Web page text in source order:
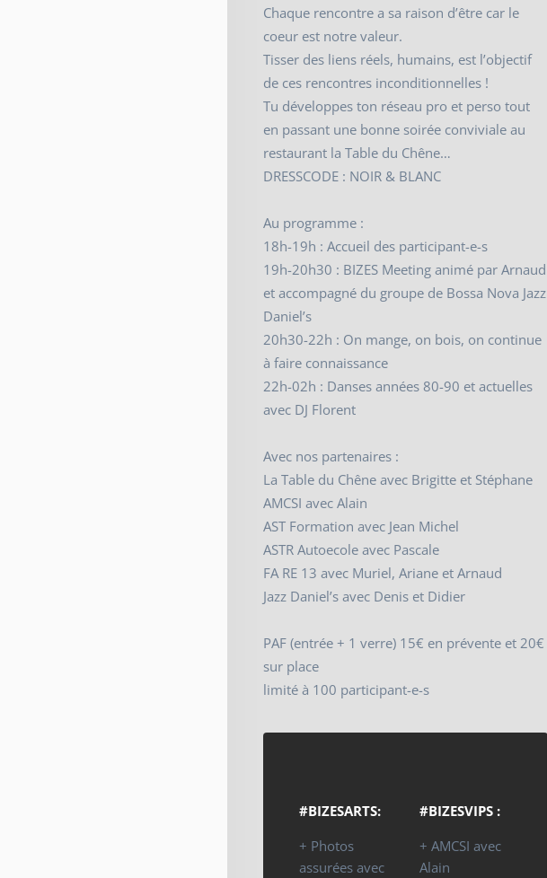
Chaque rencontre a sa raison d’être car le
coeur est notre valeur.
Tisser des liens réels, humains, est l’objectif
de ces rencontres inconditionnelles !
Tu développes ton réseau pro et perso tout
en passant une bonne soirée conviviale au
restaurant la Table du Chêne…
DRESSCODE : NOIR & BLANC
Au programme :
18h-19h : Accueil des participant-e-s
19h-20h30 : BIZES Meeting animé par Arnaud
et accompagné du groupe de Bossa Nova Jazz
Daniel’s
20h30-22h : On mange, on bois, on continue
à faire connaissance
22h-02h : Danses années 80-90 et actuelles
avec DJ Florent
Avec nos partenaires :
La Table du Chêne avec Brigitte et Stéphane
AMCSI avec Alain
AST Formation avec Jean Michel
ASTR Autoecole avec Pascale
FA RE 13 avec Muriel, Ariane et Arnaud
Jazz Daniel’s avec Denis et Didier
PAF (entrée + 1 verre) 15€ en prévente et 20€
sur place
limité à 100 participant-e-s
#BIZESARTS:
+ Photos
assurées avec
#BIZESVIPS :
+ AMCSI avec
Alain